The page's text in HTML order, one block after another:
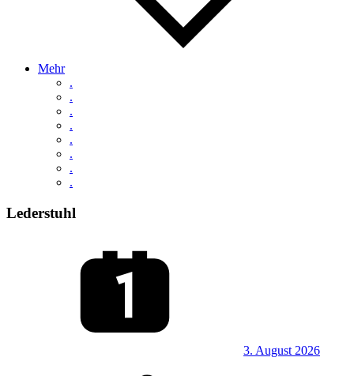
Mehr
.
.
.
.
.
.
.
.
Lederstuhl
3. August 2026